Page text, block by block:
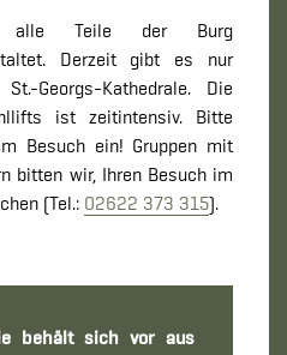
alle Teile der Burg
Derzeit gibt es nur
Georgs-Kathedrale. Die
ist zeitintensiv. Bitte
Besuch ein! Gruppen mit
bitten wir, Ihren Besuch im
(Tel.: 02622 373 315).
behält sich vor aus